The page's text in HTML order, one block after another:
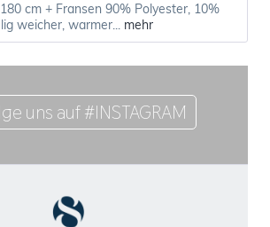
cm + Fransen 90% Polyester, 10%
weicher, warmer... mehr
uns auf #INSTAGRAM